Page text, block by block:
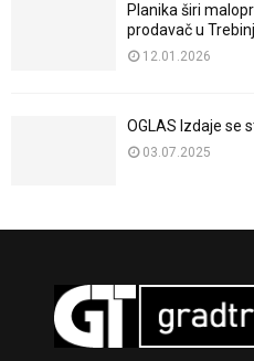
Planika širi
prodavač u
12.01.2026
OGLAS Izdaje se
03.07.2025